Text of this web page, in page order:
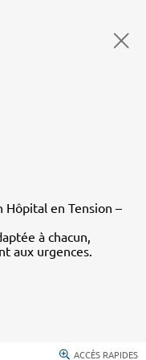
Hôpital en Tension –
à chacun,
aux urgences.
ACCÈS RAPIDES